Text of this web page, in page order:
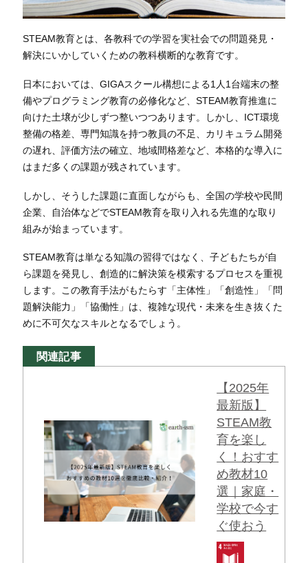
STEAM教育とは、 各教科での学習を実社会での問題発見・
解決にいかしていくための教科横断的な教育です。
日本においては、GIGAスクール構想による1人1台端末の整
備やプログラミング教育の必修化など、STEAM教育推進に
向けた土壌が少しずつ整いつつあります。しかし、ICT環境
整備の格差、専門知識を持つ教員の不足、カリキュラム開発
の遅れ、評価方法の確立、地域間格差など、本格的な導入に
はまだ多くの課題が残されています。
しかし、そうした課題に直面しながらも、全国の学校や民間
企業、自治体などでSTEAM教育を取り入れる先進的な取り
組みが始まっています。
STEAM教育は単なる知識の習得ではなく、子どもたちが自
ら課題を発見し、創造的に解決策を模索するプロセスを重視
します。この教育手法がもたらす「主体性」「創造性」「問
題解決能力」「協働性」は、複雑な現代・未来を生き抜くた
めに不可欠なスキルとなるでしょう。
関連記事
【2025年
最新版】
STEAM教
育を楽し
く！おすす
め教材10
選｜家庭・
学校で今す
ぐ使おう